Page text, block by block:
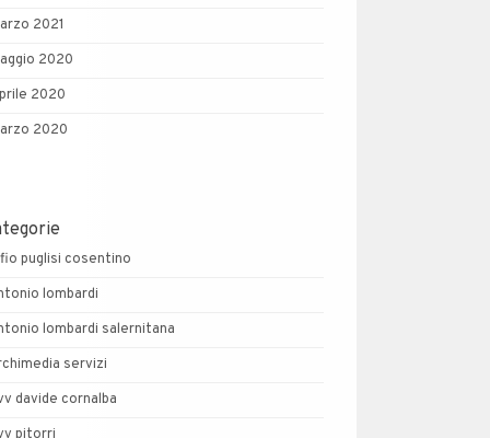
2021
2020
2020
2020
puglisi cosentino
lombardi
lombardi salernitana
servizi
davide cornalba